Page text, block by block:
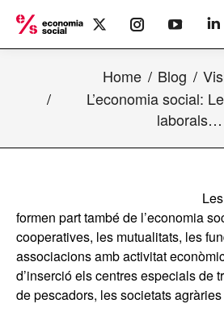
X
page
in
new
window
Instagram
page
in
new
window
YouTube
page
in
new
window
in
Home Blog
L’economia social:
laborals…
formen part també de l’economia
cooperatives, les mutualitats, les
associacions amb activitat
d’inserció els centres especials de
de pescadors, les societats